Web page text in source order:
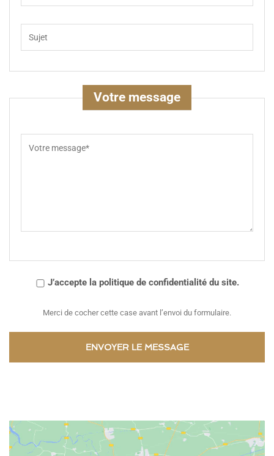
Votre message
J’accepte la politique de confidentialité du site.
Merci de cocher cette case avant l’envoi du formulaire.